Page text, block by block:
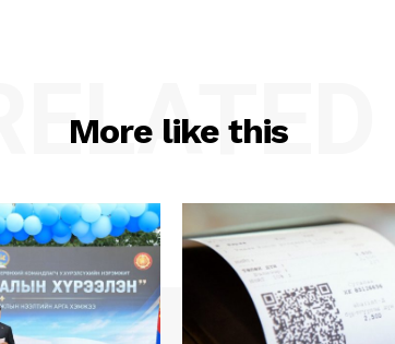
More like this
RELATED